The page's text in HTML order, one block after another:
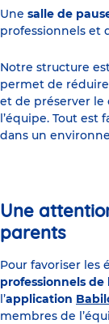
Une salle de
professionnels et
Notre structure
permet de
et de préserver
l’équipe. Tout est
dans un
Une
parents
Pour favoriser les
professionnels
l’application
membres de